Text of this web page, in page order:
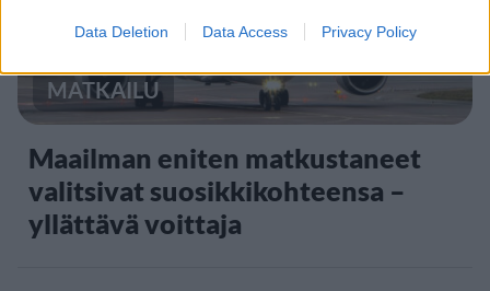
Data Deletion Data Access Privacy Policy
MATKAILU
Maailman eniten matkustaneet
valitsivat suosikkikohteensa –
yllättävä voittaja